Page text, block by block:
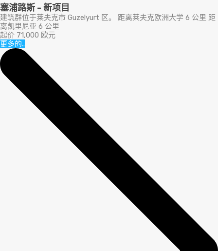
塞浦路斯 - 新项目
建筑群位于莱夫克市 Guzelyurt 区。 距离莱夫克欧洲大学 6 公里 距
离凯里尼亚 6 公里
起价 71,000 欧元
更多的..